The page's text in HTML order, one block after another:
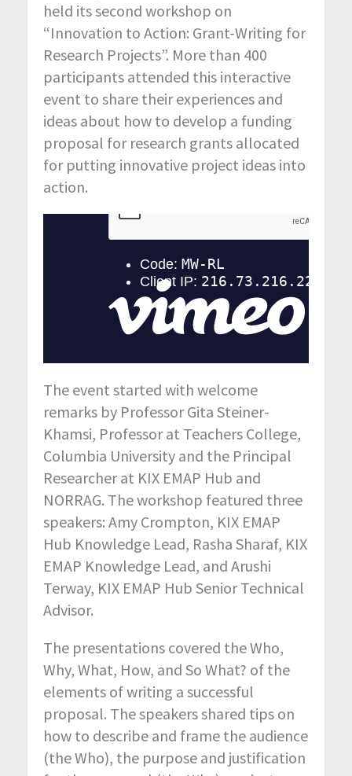
held its second workshop on
“Innovation to Action: Grant-Writing for
Research Projects”. More than 400
participants attended this interactive
event to share their experiences and
ideas about how to develop a funding
proposal for research grants allocated
for putting innovative project ideas into
action.
The event started with welcome
remarks by Professor Gita Steiner-
Khamsi, Professor at Teachers College,
Columbia University and the Principal
Researcher at KIX EMAP Hub and
NORRAG. The workshop featured three
speakers: Amy Crompton, KIX EMAP
Hub Knowledge Lead, Rasha Sharaf, KIX
EMAP Knowledge Lead, and Arushi
Terway, KIX EMAP Hub Senior Technical
Advisor.
The presentations covered the Who,
Why, What, How, and So What? of the
elements of writing a successful
proposal. The speakers shared tips on
how to describe and frame the audience
(the Who), the purpose and justification